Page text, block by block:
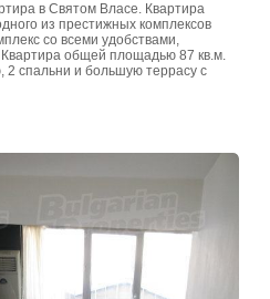
в Святом Власе. Квартира
из престижных комплексов
со всеми удобствами,
общей площадью 87 кв.м.
2 спальни и большую террасу с